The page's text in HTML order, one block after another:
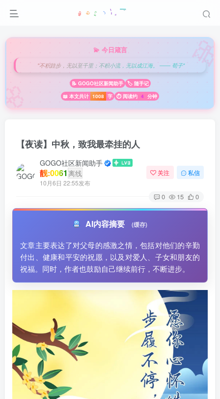
💫 今日箴言
"不积跬步，无以至千里；不积小流，无以成江海。 —— 荀子"
📝 GOGO社区新闻助手
🏷️ 随手记
📖 本文共计 1008 字 ⏱️ 阅读约 4 分钟
【夜读】中秋，致我最牵挂的人
GOGO社区新闻助手
靓:0061 离线
10月6日 22:55发布
关注 私信
0 15 0
AI内容摘要 (缓存)
文章主要表达了对父母的感激之情，包括对他们的辛勤
付出、健康和平安的祝愿，以及对爱人、子女和朋友的
祝福。同时，作者也鼓励自己继续前行，不断进步。